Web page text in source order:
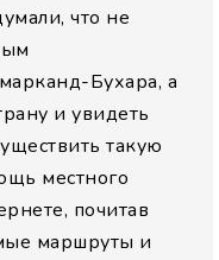
что не
Бухара, а
и увидеть
такую
местного
почитав
маршруты и